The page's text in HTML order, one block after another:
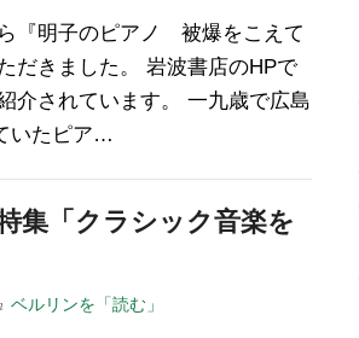
『明子のピアノ 被爆をこえて
だきました。 岩波書店のHPで
介されています。 一九歳で広島
いたピア…
集「クラシック音楽を
ベルリンを「読む」